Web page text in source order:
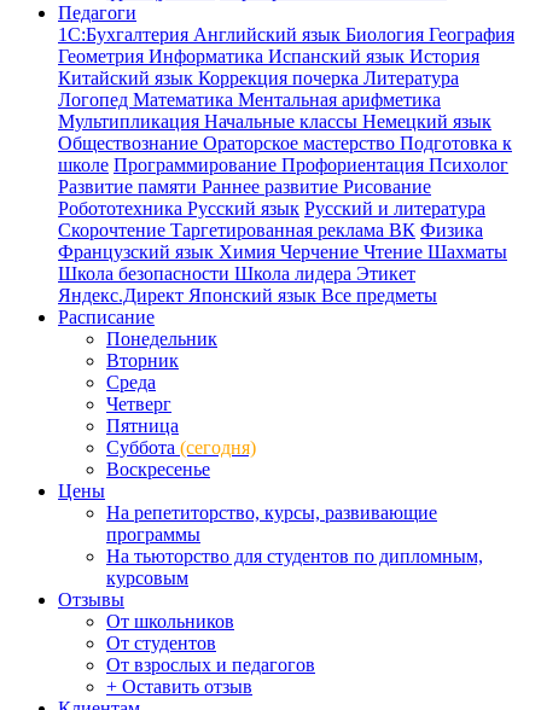
Педагоги
1С:Бухгалтерия Английский язык Биология География
Геометрия Информатика Испанский язык История
Китайский язык Коррекция почерка Литература
Логопед Математика Ментальная арифметика
Мультипликация Начальные классы Немецкий язык
Обществознание Ораторское мастерство Подготовка к
школе Программирование Профориентация Психолог
Развитие памяти Раннее развитие Рисование
Робототехника Русский язык Русский и литература
Скорочтение Таргетированная реклама ВК Физика
Французский язык Химия Черчение Чтение Шахматы
Школа безопасности Школа лидера Этикет
Яндекс.Директ Японский язык Все предметы
Расписание
Понедельник
Вторник
Среда
Четверг
Пятница
Суббота (сегодня)
Воскресенье
Цены
На репетиторство, курсы, развивающие
программы
На тьюторство для студентов по дипломным,
курсовым
Отзывы
От школьников
От студентов
От взрослых и педагогов
+ Оставить отзыв